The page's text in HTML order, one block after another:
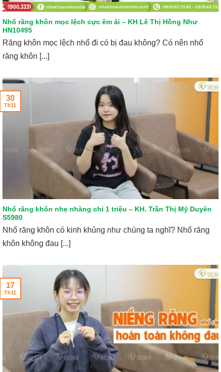
Nhổ răng khôn mọc lệch cực êm ái – KH Lê Thị Hồng Như
HN10495
Răng khôn mọc lệch nhổ đi có bị đau không? Có nên nhổ
răng khôn [...]
Nhổ răng khôn nhẹ nhàng chỉ 1 triệu – KH. Trần Thị Mỹ Duyên
S5980
Nhổ răng khôn có kinh khủng như chúng ta nghĩ? Nhổ răng
khôn không đau [...]
30
Th11
17
Th11